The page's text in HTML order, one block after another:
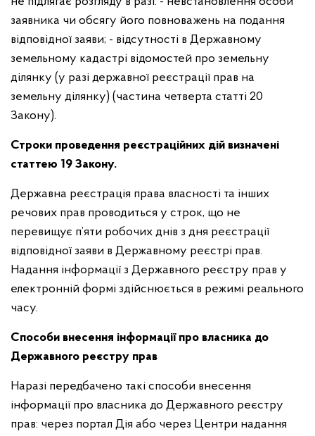
заявника чи обсягу його повноважень на подання
відповідної заяви; - відсутності в Державному
земельному кадастрі відомостей про земельну
ділянку (у разі державної реєстрації прав на
земельну ділянку) (частина четверта статті 20
Закону).
Строки проведення реєстраційних дій визначені
статтею 19 Закону.
Державна реєстрація права власності та інших
речових прав проводиться у строк, що не
перевищує п’яти робочих днів з дня реєстрації
відповідної заяви в Державному реєстрі прав.
Надання інформації з Державного реєстру прав у
електронній формі здійснюється в режимі реального
часу.
Способи внесення інформації про власника до
Державного реєстру прав
Наразі передбачено такі способи внесення
інформації про власника до Державного реєстру
прав: через портал Дія або через Центри надання